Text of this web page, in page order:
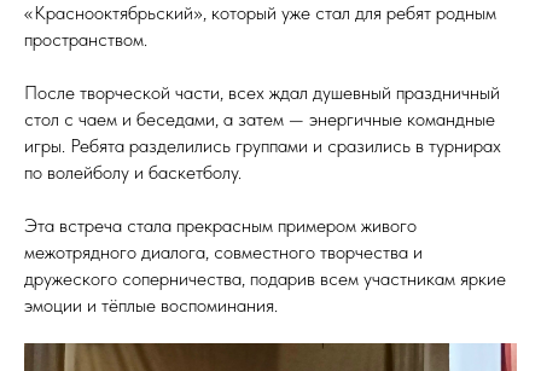
«Краснооктябрьский», который уже стал для ребят родным
пространством.
После творческой части, всех ждал душевный праздничный
стол с чаем и беседами, а затем — энергичные командные
игры. Ребята разделились группами и сразились в турнирах
по волейболу и баскетболу.
Эта встреча стала прекрасным примером живого
межотрядного диалога, совместного творчества и
дружеского соперничества, подарив всем участникам яркие
эмоции и тёплые воспоминания.